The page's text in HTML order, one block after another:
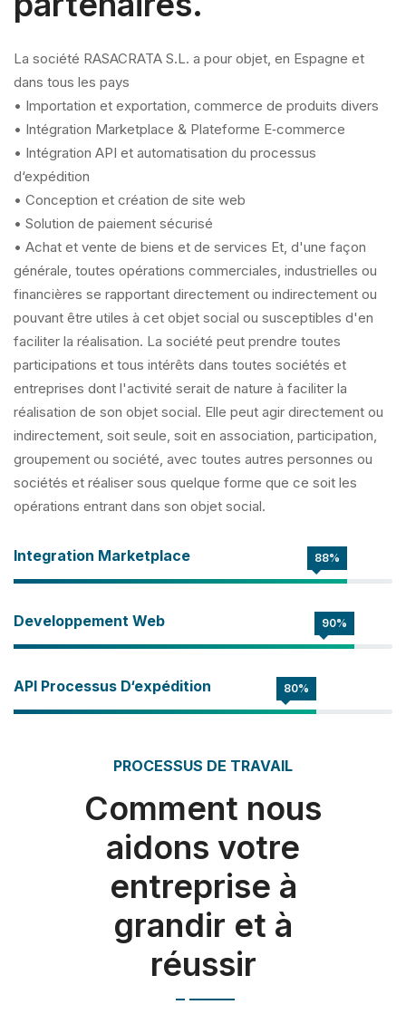
La société RASACRATA S.L. a pour objet, en Espagne et
dans tous les pays
• Importation et exportation, commerce de produits divers
• Intégration Marketplace & Plateforme E‑commerce
• Intégration API et automatisation du processus
d‘expédition
• Conception et création de site web
• Solution de paiement sécurisé
• Achat et vente de biens et de services Et, d'une façon
générale, toutes opérations commerciales, industrielles ou
financières se rapportant directement ou indirectement ou
pouvant être utiles à cet objet social ou susceptibles d'en
faciliter la réalisation. La société peut prendre toutes
participations et tous intérêts dans toutes sociétés et
entreprises dont l'activité serait de nature à faciliter la
réalisation de son objet social. Elle peut agir directement ou
indirectement, soit seule, soit en association, participation,
groupement ou société, avec toutes autres personnes ou
sociétés et réaliser sous quelque forme que ce soit les
opérations entrant dans son objet social.
Integration Marketplace 88%
Developpement Web 90%
API Processus D‘expédition 80%
PROCESSUS DE TRAVAIL
Comment nous
aidons votre
entreprise à
grandir et à
réussir